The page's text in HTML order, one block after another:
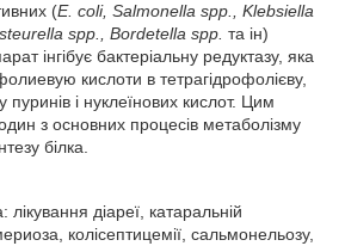
(Е. coli, Salmonella spp., Klebsiella
la spp., Bordetella spp. та ін)
інгібує бактеріальну редуктазу, яка
кислоти в тетрагідрофолієву,
пуринів і нуклеїнових кислот. Цим
з основних процесів метаболізму
білка.
діареї, катаральній
колісептицемії, сальмонельозу,